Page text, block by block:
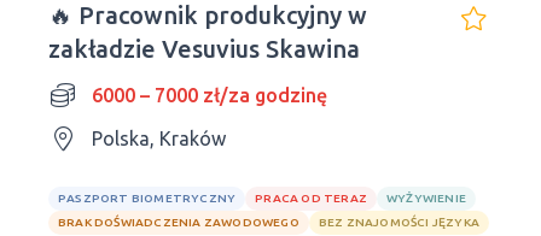
🔥 Pracownik produkcyjny w
zakładzie Vesuvius Skawina
6000 – 7000 zł/za godzinę
Polska, Kraków
PASZPORT BIOMETRYCZNY PRACA OD TERAZ
WYŻYWIENIE
BRAK DOŚWIADCZENIA ZAWODOWEGO
BEZ ZNAJOMOŚCI JĘZYKA